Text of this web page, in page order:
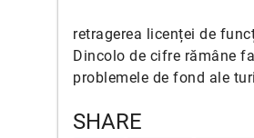
retragerea licenței de
Dincolo de cifre rămâne
problemele de fond ale
SHARE